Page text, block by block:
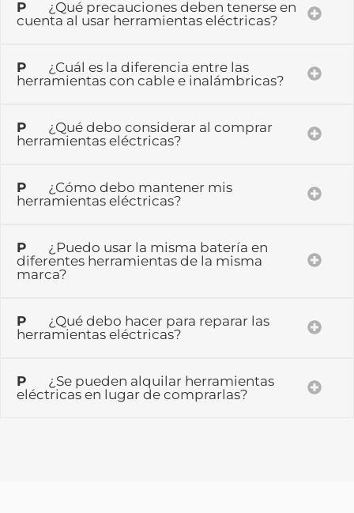
P ¿Qué precauciones deben tenerse en
cuenta al usar herramientas eléctricas?
P ¿Cuál es la diferencia entre las
herramientas con cable e inalámbricas?
P ¿Qué debo considerar al comprar
herramientas eléctricas?
P ¿Cómo debo mantener mis
herramientas eléctricas?
P ¿Puedo usar la misma batería en
diferentes herramientas de la misma
marca?
P ¿Qué debo hacer para reparar las
herramientas eléctricas?
P ¿Se pueden alquilar herramientas
eléctricas en lugar de comprarlas?